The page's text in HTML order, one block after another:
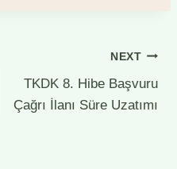
NEXT
TKDK 8. Hibe Başvuru
Çağrı İlanı Süre Uzatımı